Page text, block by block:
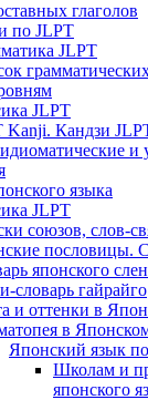
глаголов
по JLPT
JLPT
JLPT
Kanji. Кандзи
и
языка
JLPT
союзов, слов-
пословицы.
японского
словарь гайрайго
и оттенки в
в
Японский язык
Школам и
японского